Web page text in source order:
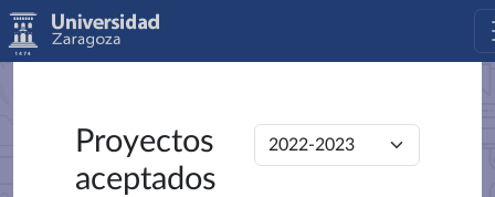
Proyectos
aceptados